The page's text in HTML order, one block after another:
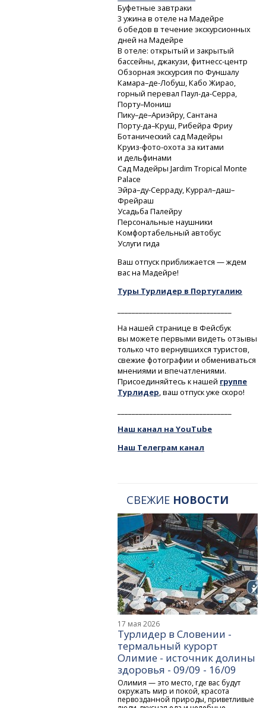
Буфетные завтраки
3 ужина в отеле на Мадейре
6 обедов в течение экскурсионных
дней на Мадейре
В отеле: открытый и закрытый
бассейны, джакузи,фитнесс-центр
Обзорная экскурсия по Фуншалу
Камара–де-Лобуш,Кабо Жирао,
горный перевалПаул-да-Серра,
Порту–Мониш
Пику–де–Ариэйру, Сантана
Порту-да–Круш,Рибейра Фриу
Ботанический сад Мадейры
Круиз-фото-охота за китами
и дельфинами
Сад Мадейры Jardim Tropical Monte
Palace
Эйра–ду-Серраду,Куррал–даш–
Фрейраш
Усадьба Палейру
Персональные наушники
Комфортабельный автобус
Услуги гида
Ваш отпуск приближается — ждем
вас на Мадейре!
Туры Турлидер в Португалию
На нашей странице в Фейсбук
вы можете первыми видеть отзывы
только что вернувшихся туристов,
свежие фотографии и обмениваться
мнениями и впечатлениями.
Присоединяйтесь к нашей группе
Турлидер, ваш отпуск уже скоро!
Наш канал на YouTube
Наш Телеграм канал
СВЕЖИЕ НОВОСТИ
17 мая 2026
Турлидер в Словении -
термальный курорт
Олимие - источник долины
здоровья - 09/09 - 16/09
Олимия — это место, где вас будут
окружать мир и покой, красота
первозданной природы, приветливые